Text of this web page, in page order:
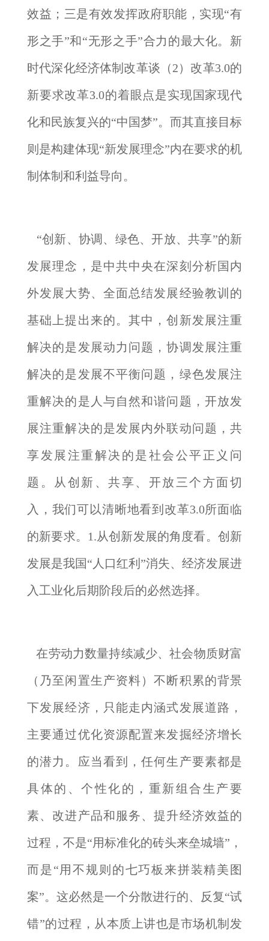
效益；三是有效发挥政府职能，实现“有
形之手”和“无形之手”合力的最大化。新
时代深化经济体制改革谈（2）改革3.0的
新要求改革3.0的着眼点是实现国家现代
化和民族复兴的“中国梦”。而其直接目标
则是构建体现“新发展理念”内在要求的机
制体制和利益导向。
“创新、协调、绿色、开放、共享”的新
发展理念，是中共中央在深刻分析国内
外发展大势、全面总结发展经验教训的
基础上提出来的。其中，创新发展注重
解决的是发展动力问题，协调发展注重
解决的是发展不平衡问题，绿色发展注
重解决的是人与自然和谐问题，开放发
展注重解决的是发展内外联动问题，共
享发展注重解决的是社会公平正义问
题。从创新、共享、开放三个方面切
入，我们可以清晰地看到改革3.0所面临
的新要求。1.从创新发展的角度看。创新
发展是我国“人口红利”消失、经济发展进
入工业化后期阶段后的必然选择。
在劳动力数量持续减少、社会物质财富
（乃至闲置生产资料）不断积累的背景
下发展经济，只能走内涵式发展道路，
主要通过优化资源配置来发掘经济增长
的潜力。应当看到，任何生产要素都是
具体的、个性化的，重新组合生产要
素、改进产品和服务、提升经济效益的
过程，不是“用标准化的砖头来垒城墙”，
而是“用不规则的七巧板来拼装精美图
案”。这必然是一个分散进行的、反复“试
错”的过程，从本质上讲也是市场机制发